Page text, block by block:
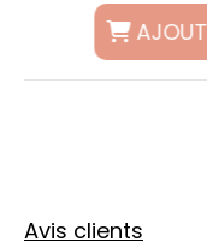
Avis clients